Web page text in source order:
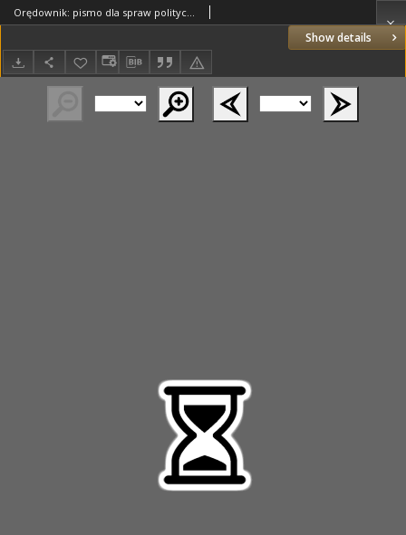
Show details
Orędownik: pismo dla spraw politycznych i społecznych 1906.12.12 R.36 Nr282